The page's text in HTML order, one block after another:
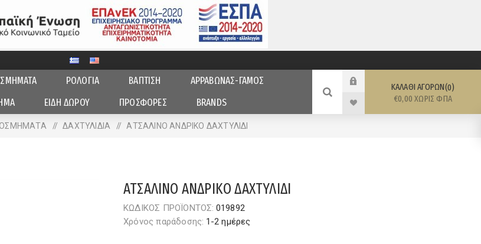
ΡΟΛΟΓΙΑ ΒΑΠΤΙΣΗ
ΑΡΡΑΒΩΝΑΣ-ΓΑΜΟΣ
ΕΙΔΗ ΔΩΡΟΥ ΠΡΟΣΦΟΡΕΣ BRANDS
ΚΑΛΆΘΙ ΑΓΟΡΏΝ 0
€0,00 ΧΩΡΊΣ ΦΠΑ
/ ΔΑΧΤΥΛΙΔΙA / ΑΤΣΑΛΙΝΟ ΑΝΔΡΙΚΟ ΔΑΧΤΥΛΙΔΙ
ΑΤΣΑΛΙΝΟ ΑΝΔΡΙΚΟ ΔΑΧΤΥΛΙΔΙ
ΚΩΔΙΚΟΣ ΠΡΟΪΟΝΤΟΣ: 019892
Χρόνος παράδοσης: 1-2 ημέρες